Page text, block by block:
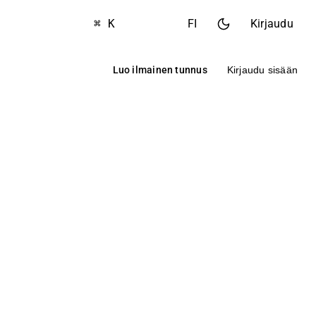
⌘ K FI Kirjaudu
Luo ilmainen tunnus Kirjaudu sisään